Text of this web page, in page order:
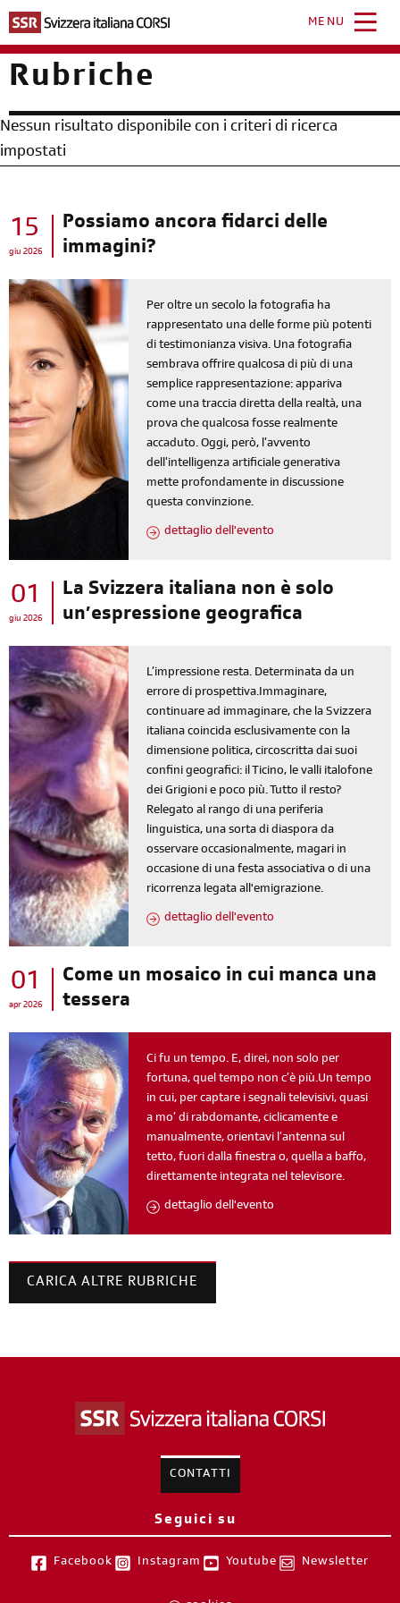
contenuto
principale
MENU
Rubriche
Nessun risultato disponibile con i criteri di ricerca
impostati
15
giu 2026
Possiamo ancora fidarci delle
immagini?
Per oltre un secolo la fotografia ha
rappresentato una delle forme più potenti
di testimonianza visiva. Una fotografia
sembrava offrire qualcosa di più di una
semplice rappresentazione: appariva
come una traccia diretta della realtà, una
prova che qualcosa fosse realmente
accaduto. Oggi, però, l’avvento
dell’intelligenza artificiale generativa
mette profondamente in discussione
questa convinzione.
dettaglio dell'evento
01
giu 2026
La Svizzera italiana non è solo
un’espressione geografica
L’impressione resta. Determinata da un
errore di prospettiva.Immaginare,
continuare ad immaginare, che la Svizzera
italiana coincida esclusivamente con la
dimensione politica, circoscritta dai suoi
confini geografici: il Ticino, le valli italofone
dei Grigioni e poco più. Tutto il resto?
Relegato al rango di una periferia
linguistica, una sorta di diaspora da
osservare occasionalmente, magari in
occasione di una festa associativa o di una
ricorrenza legata all'emigrazione.
dettaglio dell'evento
01
apr 2026
Come un mosaico in cui manca una
tessera
Ci fu un tempo. E, direi, non solo per
fortuna, quel tempo non c’è più.Un tempo
in cui, per captare i segnali televisivi, quasi
a mo’ di rabdomante, ciclicamente e
manualmente, orientavi l’antenna sul
tetto, fuori dalla finestra o, quella a baffo,
direttamente integrata nel televisore.
dettaglio dell'evento
CARICA ALTRE RUBRICHE
CONTATTI
Seguici su
Facebook Instagram Youtube Newsletter